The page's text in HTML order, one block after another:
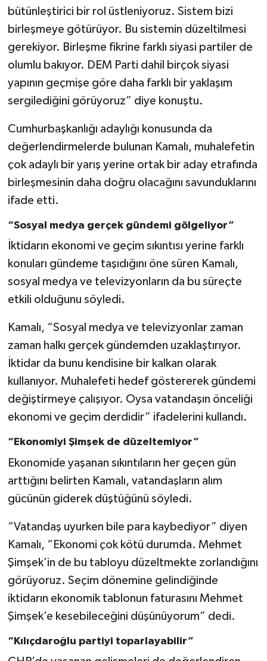
bütünleştirici bir rol üstleniyoruz. Sistem bizi
birleşmeye götürüyor. Bu sistemin düzeltilmesi
gerekiyor. Birleşme fikrine farklı siyasi partiler de
olumlu bakıyor. DEM Parti dahil birçok siyasi
yapının geçmişe göre daha farklı bir yaklaşım
sergilediğini görüyoruz” diye konuştu.
Cumhurbaşkanlığı adaylığı konusunda da
değerlendirmelerde bulunan Kamalı, muhalefetin
çok adaylı bir yarış yerine ortak bir aday etrafında
birleşmesinin daha doğru olacağını savunduklarını
ifade etti.
“Sosyal medya gerçek gündemi gölgeliyor”
İktidarın ekonomi ve geçim sıkıntısı yerine farklı
konuları gündeme taşıdığını öne süren Kamalı,
sosyal medya ve televizyonların da bu süreçte
etkili olduğunu söyledi.
Kamalı, “Sosyal medya ve televizyonlar zaman
zaman halkı gerçek gündemden uzaklaştırıyor.
İktidar da bunu kendisine bir kalkan olarak
kullanıyor. Muhalefeti hedef göstererek gündemi
değiştirmeye çalışıyor. Oysa vatandaşın önceliği
ekonomi ve geçim derdidir” ifadelerini kullandı.
“Ekonomiyi Şimşek de düzeltemiyor”
Ekonomide yaşanan sıkıntıların her geçen gün
arttığını belirten Kamalı, vatandaşların alım
gücünün giderek düştüğünü söyledi.
“Vatandaş uyurken bile para kaybediyor” diyen
Kamalı, “Ekonomi çok kötü durumda. Mehmet
Şimşek’in de bu tabloyu düzeltmekte zorlandığını
görüyoruz. Seçim dönemine gelindiğinde
iktidarın ekonomik tablonun faturasını Mehmet
Şimşek’e kesebileceğini düşünüyorum” dedi.
“Kılıçdaroğlu partiyi toparlayabilir”